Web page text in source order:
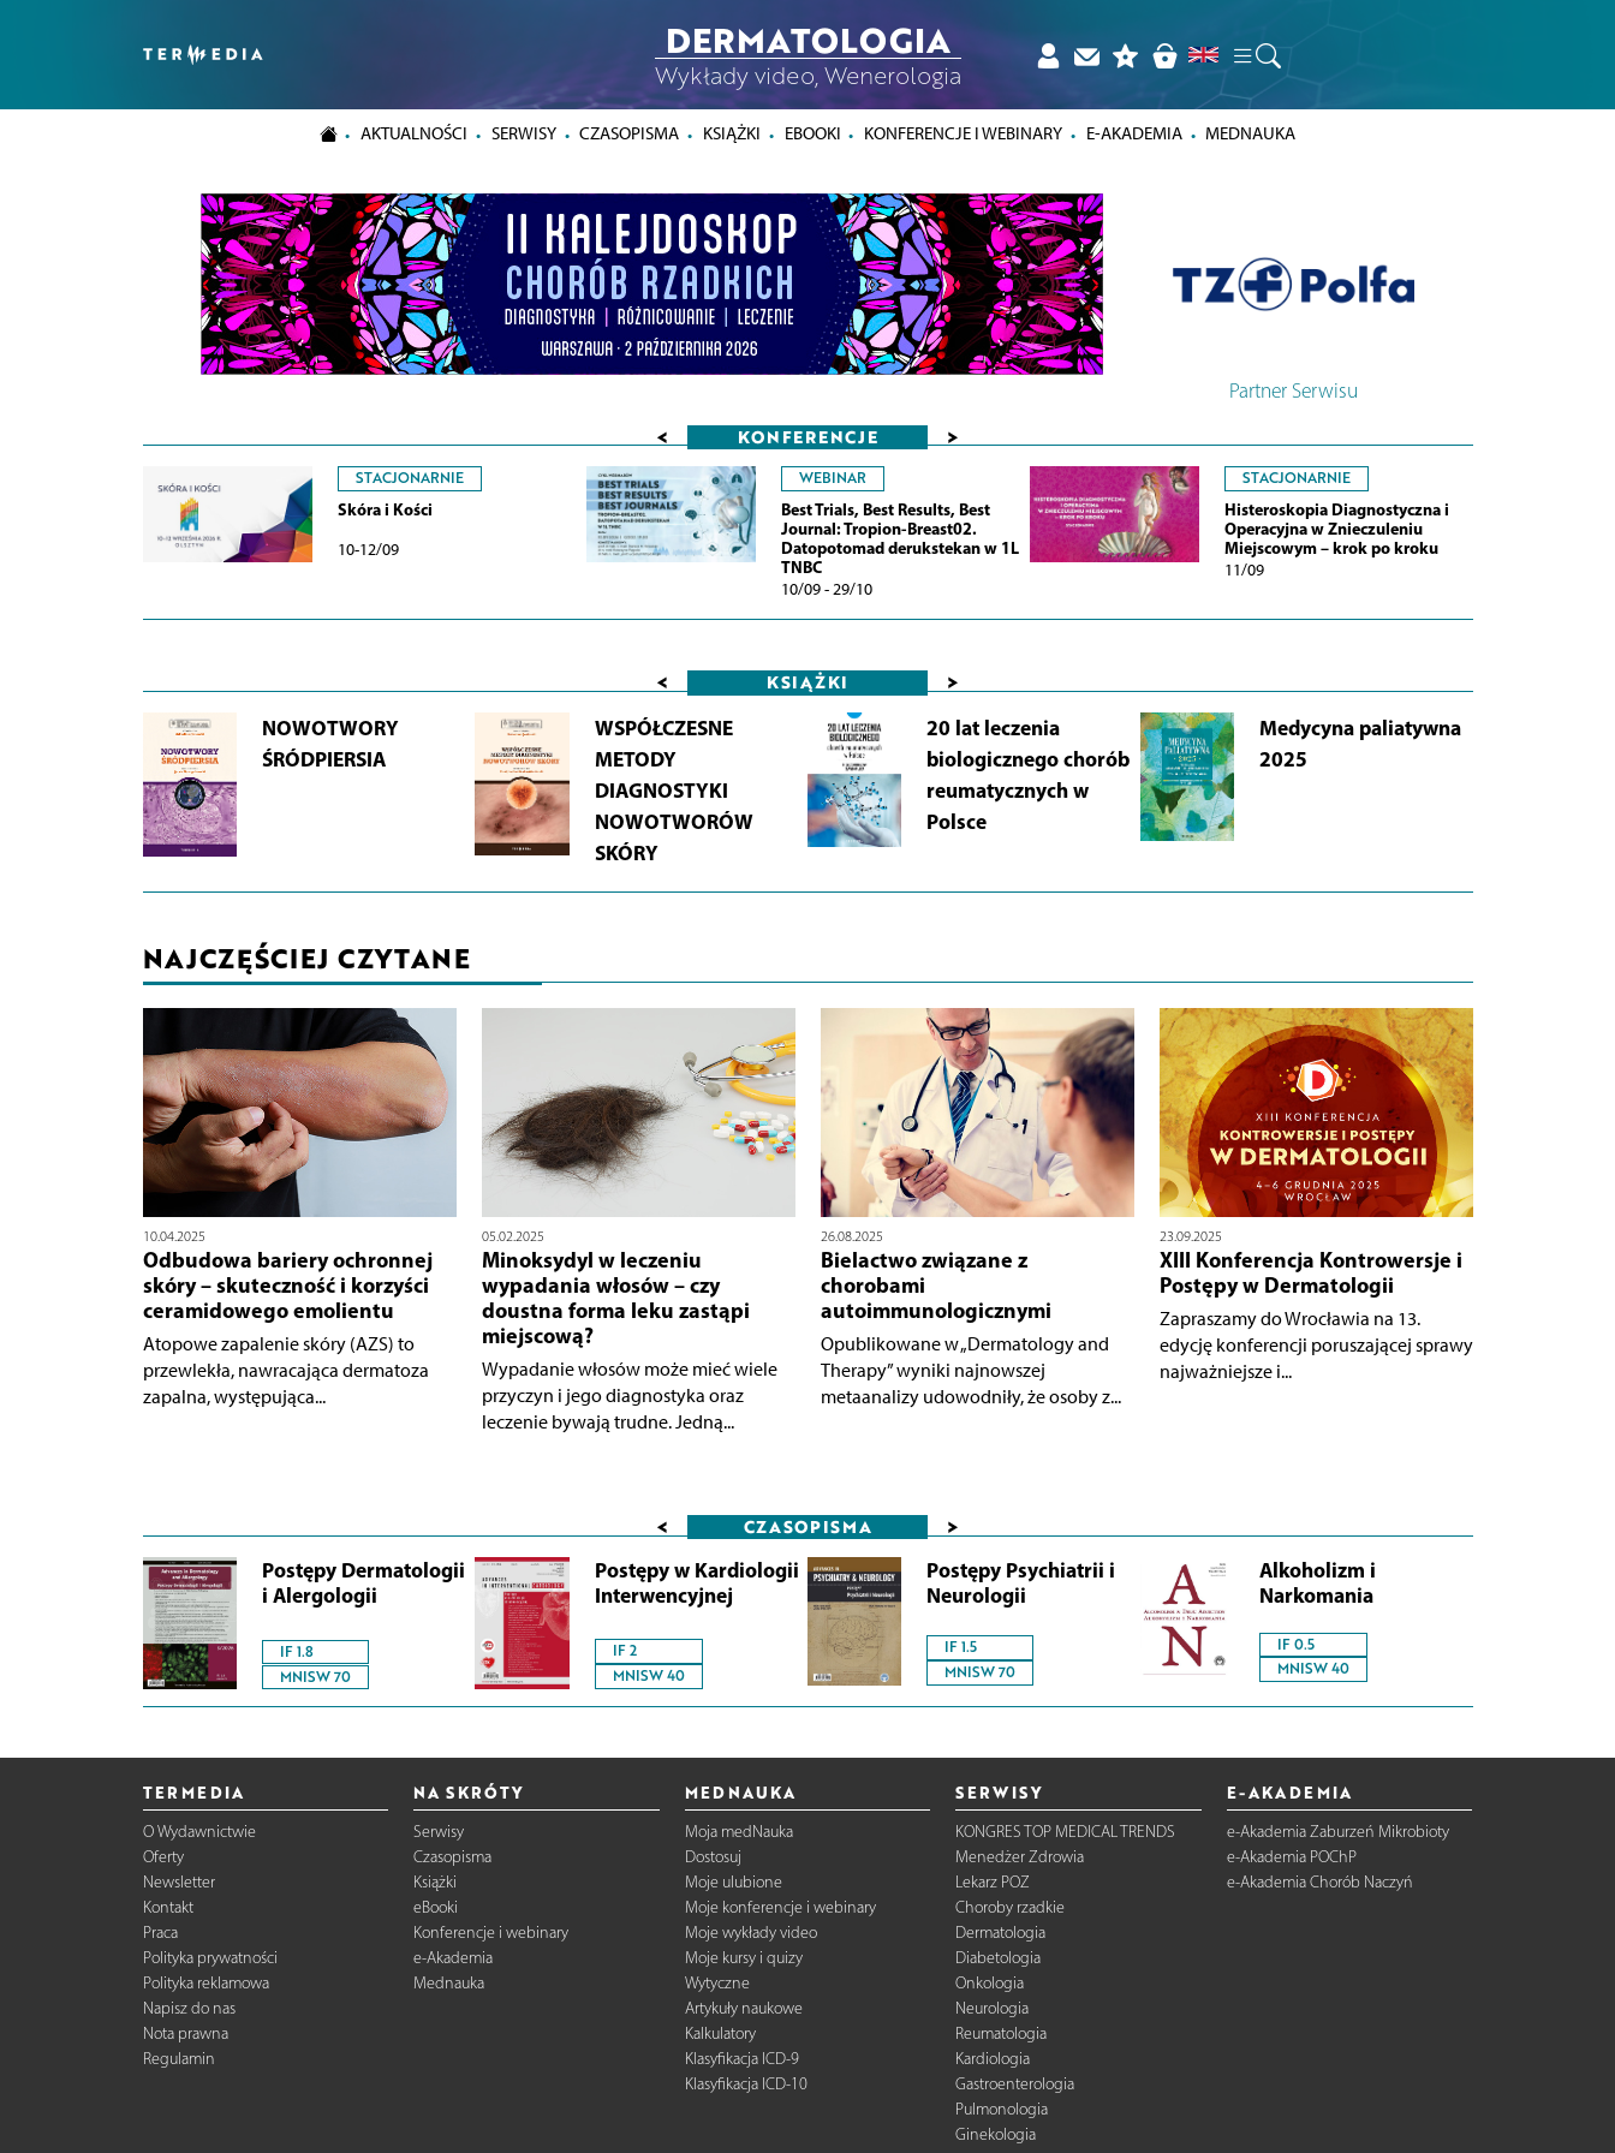
DERMATOLOGIA
Wykłady video, Wenerologia
AKTUALNOŚCI SERWISY CZASOPISMA KSIĄŻKI EBOOKI KONFERENCJE I WEBINARY E-AKADEMIA MEDNAUKA
Partner Serwisu
< KONFERENCJE >
STACJONARNIE
Skóra i Kości
10-12/09
WEBINAR
Best Trials, Best Results, Best
Journal: Tropion-Breast02.
Datopotomad derukstekan w 1L
TNBC
10/09 - 29/10
STACJONARNIE
Histeroskopia Diagnostyczna i
Operacyjna w Znieczuleniu
Miejscowym – krok po kroku
11/09
< KSIĄŻKI >
NOWOTWORY
ŚRÓDPIERSIA
WSPÓŁCZESNE
METODY
DIAGNOSTYKI
NOWOTWORÓW
SKÓRY
20 lat leczenia
biologicznego chorób
reumatycznych w
Polsce
Medycyna paliatywna
2025
NAJCZĘŚCIEJ CZYTANE
10.04.2025
Odbudowa bariery ochronnej
skóry – skuteczność i korzyści
ceramidowego emolientu
Atopowe zapalenie skóry (AZS) to
przewlekła, nawracająca dermatoza
zapalna, występująca...
05.02.2025
Minoksydyl w leczeniu
wypadania włosów – czy
doustna forma leku zastąpi
miejscową?
Wypadanie włosów może mieć wiele
przyczyn i jego diagnostyka oraz
leczenie bywają trudne. Jedną...
26.08.2025
Bielactwo związane z
chorobami
autoimmunologicznymi
Opublikowane w „Dermatology and
Therapy” wyniki najnowszej
metaanalizy udowodniły, że osoby z...
23.09.2025
XIII Konferencja Kontrowersje i
Postępy w Dermatologii
Zapraszamy do Wrocławia na 13.
edycję konferencji poruszającej sprawy
najważniejsze i...
< CZASOPISMA >
Postępy Dermatologii
i Alergologii
IF 1.8
MNISW 70
Postępy w Kardiologii
Interwencyjnej
IF 2
MNISW 40
Postępy Psychiatrii i
Neurologii
IF 1.5
MNISW 70
Alkoholizm i
Narkomania
IF 0.5
MNISW 40
TERMEDIA
O Wydawnictwie
Oferty
Newsletter
Kontakt
Praca
Polityka prywatności
Polityka reklamowa
Napisz do nas
Nota prawna
Regulamin
NA SKRÓTY
Serwisy
Czasopisma
Książki
eBooki
Konferencje i webinary
e-Akademia
Mednauka
MEDNAUKA
Moja medNauka
Dostosuj
Moje ulubione
Moje konferencje i webinary
Moje wykłady video
Moje kursy i quizy
Wytyczne
Artykuły naukowe
Kalkulatory
Klasyfikacja ICD-9
Klasyfikacja ICD-10
SERWISY
KONGRES TOP MEDICAL TRENDS
Menedżer Zdrowia
Lekarz POZ
Choroby rzadkie
Dermatologia
Diabetologia
Onkologia
Neurologia
Reumatologia
Kardiologia
Gastroenterologia
Pulmonologia
Ginekologia
E-AKADEMIA
e-Akademia Zaburzeń Mikrobioty
e-Akademia POChP
e-Akademia Chorób Naczyń